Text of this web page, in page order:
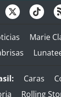
Marie
Caras
Rolling